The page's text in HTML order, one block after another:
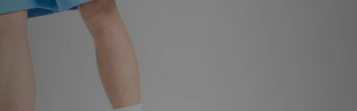
Lataa JD-sovellus